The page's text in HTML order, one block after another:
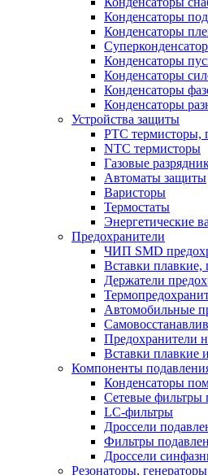
Конденсаторы
Конденсаторы
Конденсаторы
Конденсаторы
Конденсаторы
Конденсаторы
Устройства защиты
PTC термисторы,
NTC термисторы
Газовые
Автоматы защиты
Варисторы
Термостаты
Энергетические
Предохранители
ЧИП SMD
Вставки плавкие,
Держатели
Автомобильные
Предохранители
Вставки плавкие
Компоненты
Конденсаторы
Сетевые
LC-фильтры
Дроссели
Фильтры
Дроссели
Резонаторы,